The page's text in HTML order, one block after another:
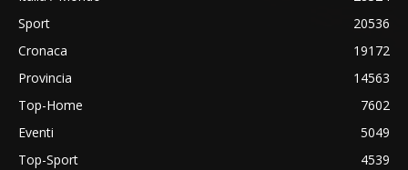
Sport
20536
Cronaca
19172
Provincia
14563
Top-Home
7602
Eventi
5049
Top-Sport
4539